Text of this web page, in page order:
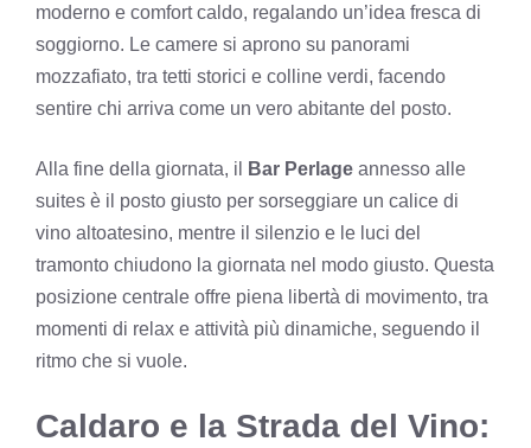
moderno e comfort caldo, regalando un’idea fresca di
soggiorno. Le camere si aprono su panorami
mozzafiato, tra tetti storici e colline verdi, facendo
sentire chi arriva come un vero abitante del posto.
Alla fine della giornata, il Bar Perlage annesso alle
suites è il posto giusto per sorseggiare un calice di
vino altoatesino, mentre il silenzio e le luci del
tramonto chiudono la giornata nel modo giusto. Questa
posizione centrale offre piena libertà di movimento, tra
momenti di relax e attività più dinamiche, seguendo il
ritmo che si vuole.
Caldaro e la Strada del Vino: